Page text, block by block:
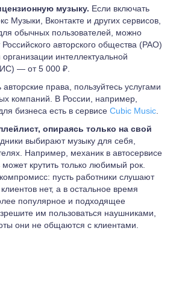
музыку. Если включать
Музыки, Вконтакте и других сервисов,
обычных пользователей, можно
авторского общества (РАО)
интеллектуальной
— от 5 000 ₽.
права, пользуйтесь услугами
компаний. В России, например,
бизнеса есть в сервисе Cubic Music
опираясь только на свой
выбирают музыку для себя,
Например, механик в автосервисе
крутить только любимый рок.
пусть работники слушают
нет, а в остальное время
популярное и подходящее
им пользоваться наушниками,
они не общаются с клиентами.